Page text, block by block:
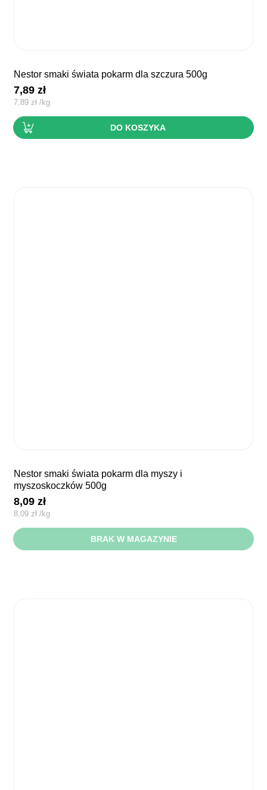
nestor smaki świata pokarm dla szczura 500g
7,89zł
7,89zł /kg
DO KOSZYKA
nestor smaki świata pokarm dla myszy i
myszoskoczków 500g
8,09zł
8,09zł /kg
BRAK W MAGAZYNIE